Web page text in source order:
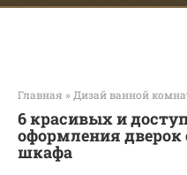
Главная » Дизай ванной
6 красивых и
оформления дверок
шкафа